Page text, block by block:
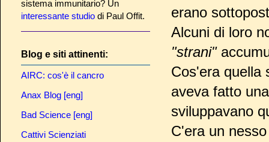
erano
Alcuni di loro
"strani"
Cos'era quella
aveva fatto
sviluppavano
C'era un
sistema immunitario? Un
interessante studio di Paul Offit.
Blog e siti attinenti:
AIRC: cos'è il cancro
Anax Blog [eng]
Bad Science [eng]
Cattivi Scienziati